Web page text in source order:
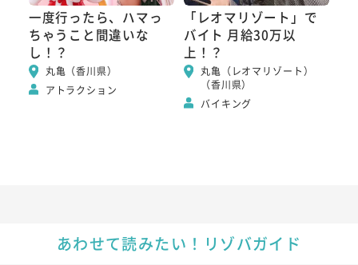
一度行ったら、ハマっ
ちゃうこと間違いな
し！？
丸亀（香川県）
アトラクション
「レオマリゾート」で
バイト 月給30万以
上！？
丸亀（レオマリゾート）
（香川県）
バイキング
あわせて読みたい！リゾバガイド